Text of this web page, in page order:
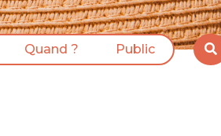
Quand ? Public